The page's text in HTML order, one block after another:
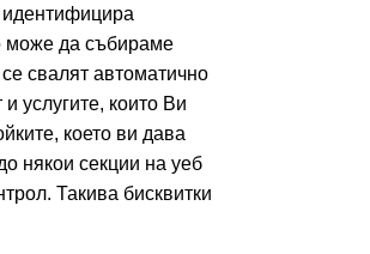
може да събираме
свалят автоматично
услугите, които Ви
което ви дава
някои секции на уеб
Такива бисквитки